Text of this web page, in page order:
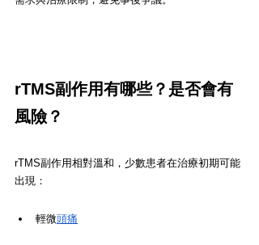
rTMS副作用有哪些？是否會有
風險？
rTMS副作用相對溫和，少數患者在治療初期可能
出現：
輕微頭痛